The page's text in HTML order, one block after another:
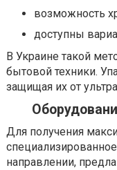
возможность
доступны
В Украине такой
бытовой техники.
защищая их от
Для получения
направлении,